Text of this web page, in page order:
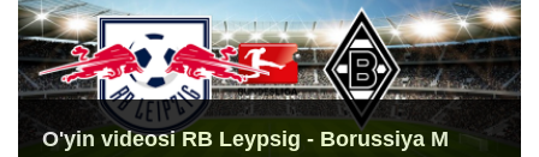
O'yin videosi RB Leypsig - Borussiya M